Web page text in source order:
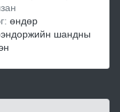
өндөр
шандны